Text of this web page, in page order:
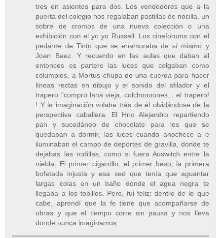
tres en asientos para dos. Los vendedores que a la
puerta del colegio nos regalaban pastillas de nocilla, un
sobre de cromos de una nueva colección o una
exhibición con el yo yo Russell. Los cineforums con el
pedante de Tinto que se enamoraba de sí mismo y
Joan Baez. Y recuerdo en las aulas que daban al
entonces es partero las luces que colgaban como
columpios, a Mortus chupa do una cuerda para hacer
líneas rectas en dibujo y el sonido del afilador y el
trapero "compro lana vieja, colchoooones... el trapero!
! Y la imaginación volaba tràs de él olvidándose de la
perspectiva caballera. El Hno Alejandro repartiendo
pan y sucedáneo de chocolate para los que se
quedaban a dormir, las luces cuando anochece a e
iluminaban el campo de deportes de gravilla, donde te
dejabas las rodillas, como si fuera Auswitch entre la
niebla. El primer cigarrillo, el primer beso, la primera
bofetada injusta y esa sed que tenía que aguantar
largas colas en un baño donde el agua negra te
llegaba a los tobillos. Pero, fui feliz; dentro de lo que
cabe, aprendí que la fe tiene que acompañarse de
obras y que el tiempo corre sin pausa y nos lleva
donde nunca imaginamos.